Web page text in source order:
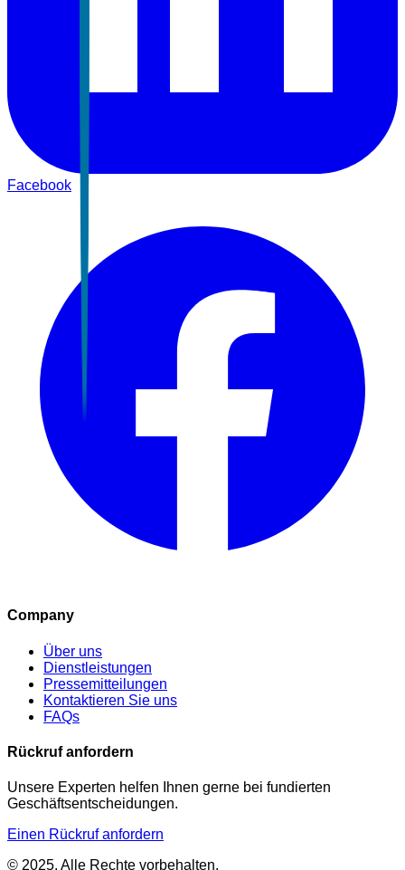
Facebook
Company
Über uns
Dienstleistungen
Pressemitteilungen
Kontaktieren Sie uns
FAQs
Rückruf anfordern
Unsere Experten helfen Ihnen gerne bei fundierten
Geschäftsentscheidungen.
Einen Rückruf anfordern
© 2025. Alle Rechte vorbehalten.